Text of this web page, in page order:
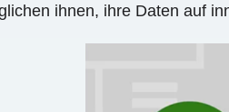
ihnen, ihre Daten auf